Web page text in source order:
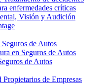
enfermedades críticas
Visión y Audición
de Autos
en Seguros de Autos
de Autos
Propietarios de Empresas